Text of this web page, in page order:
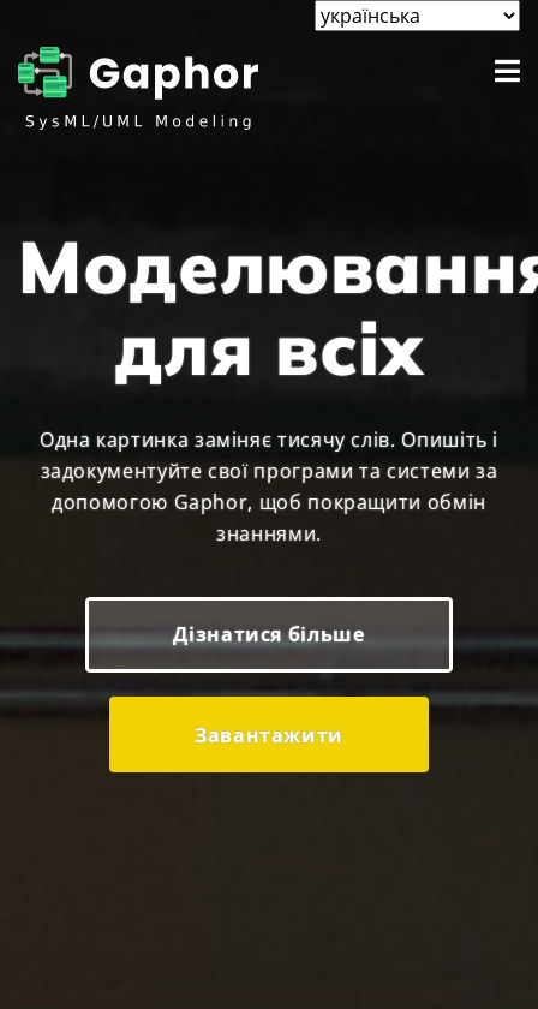
для всіх
Одна картинка заміняє тисячу слів. Опишіть і
задокументуйте свої програми та системи за
допомогою Gaphor, щоб покращити обмін
знаннями.
Дізнатися більше
Завантажити